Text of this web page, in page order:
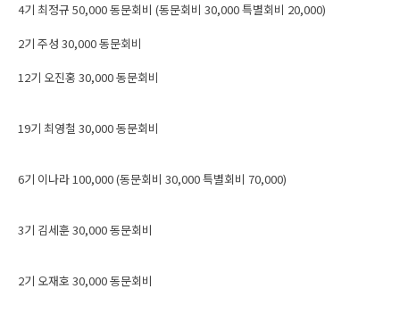
4기 최정규 50,000 동문회비 (동문회비 30,000 특별회비 20,000)
2기 주성 30,000 동문회비
12기 오진홍 30,000 동문회비
19기 최영철 30,000 동문회비
6기 이나라 100,000 (동문회비 30,000 특별회비 70,000)
3기 김세훈 30,000 동문회비
2기 오재호 30,000 동문회비